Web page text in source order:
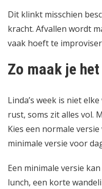
Dit klinkt misschien
kracht. Afvallen wordt
vaak hoeft te
Zo maak je
Linda’s week is niet
rust, soms zit alles vol.
Kies een normale
minimale versie voor
Een minimale versie
lunch, een korte